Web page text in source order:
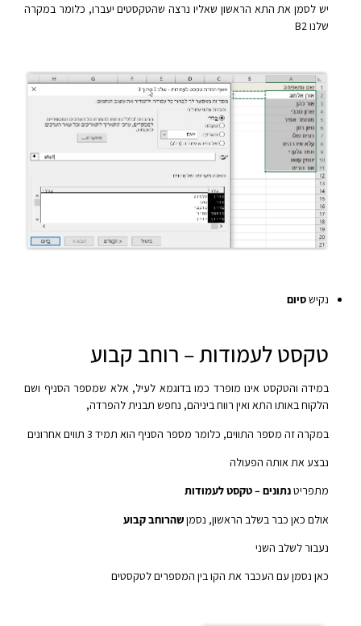
יש לסמן את התא הראשון שאליו נרצה שהטקסטים יעברו, כלומר במקרה
שלנו B2
נקישסיום
טקסט לעמודות – רוחב קבוע
במידה והטקסט אינו מופרד כמו בדוגמא לעיל, אלא שמספר הסניף ושם
הלקוח באותו התא ואין רווח ביניהם, נחפש תבנית להפרדה,
במקרה זה מספר התווים, כלומר מספר הסניף הוא תמיד 3 תווים אחרונים
נבצע את אותה הפעולה
מתפריטנתונים – טקסט לעמודות
אולם כאן כבר בשלב הראשון, נסמןשהרוחב קבוע
נעבור לשלב השני
כאן נסמן עם העכבר את הקו בין המספרים לטקסטים